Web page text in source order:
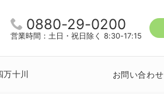
0880-29-0200
営業時間：土日・祝日除く 8:30-17:15
万十川 お問い合わせ